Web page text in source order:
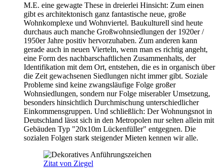
M.E. eine gewagte These in dreierlei Hinsicht: Zum einen
gibt es architektonisch ganz fantastische neue, große
Wohnkomplexe und Wohnviertel. Baukulturell sind heute
durchaus auch manche Großwohnsiedlungen der 1920er /
1950er Jahre positiv hervorzuhaben. Zum anderen kann
gerade auch in neuen Vierteln, wenn man es richtig angeht,
eine Form des nachbarschaftlichen Zusammenhalts, der
Identifikation mit dem Ort, entstehen, die es in organisch über
die Zeit gewachsenen Siedlungen nicht immer gibt. Soziale
Probleme sind keine zwangsläufige Folge großer
Wohnsiedlungen, sondern nur Folge miserabler Umsetzung,
besonders hinsichtlich Durchmischung unterschiedlicher
Einkommensgruppen. Und schließlich: Der Wohnungsnot in
Deutschland lässt sich in den Metropolen nur selten allein mit
Gebäuden Typ "20x10m Lückenfüller" entgegnen. Die
sozialen Folgen stark steigender Mieten kennen wir alle.
Zitat von Ziegel